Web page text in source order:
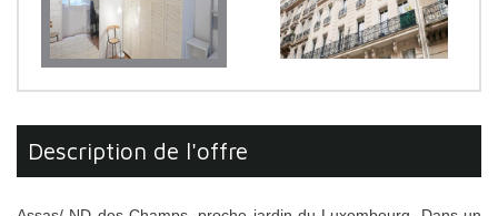
description de l'offre